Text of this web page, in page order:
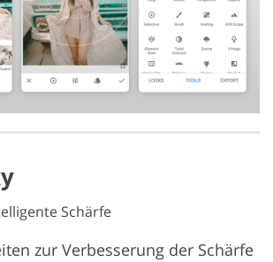
Schärfe
zur Verbesserung der Schärfe